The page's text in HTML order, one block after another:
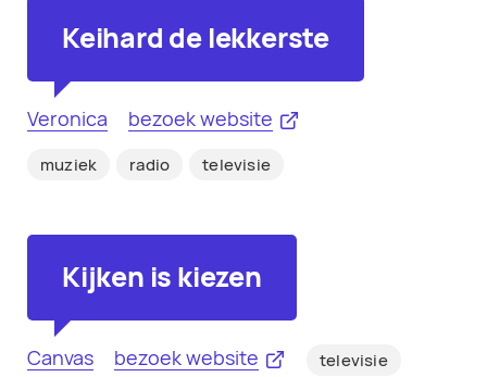
Keihard de lekkerste
Veronica bezoek website
muziek radio televisie
Kijken is kiezen
Canvas bezoek website televisie